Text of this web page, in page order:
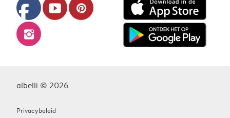
facebook youtube pinterest
instagram
albelli © 2026
Privacybeleid